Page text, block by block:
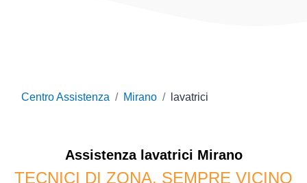
Centro Assistenza Mirano lavatrici
Assistenza lavatrici Mirano
TECNICI DI ZONA, SEMPRE VICINO